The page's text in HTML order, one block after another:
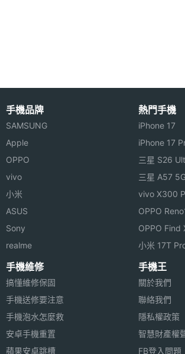
主相機
感光元
件
主相機
光圈F
主相機
LED補
主相機
自動對
焦
第二主
手機品牌
SAMSUNG
Apple
OPPO
vivo
小米
ASUS
Sony
realme
熱門手機
iPhone 17
iPhone 17
三星 S26
三星 A57
vivo X300
OPPO
OPPO Find
小米 17T
手機維修
搞懂維修保固
手機送修要注意
手機泡水怎麼救
安卓手機重置
蘋果安卓跳槽
手機王
關於我們
聯絡我們
隱私權政策
智慧財產權
FB登入問題